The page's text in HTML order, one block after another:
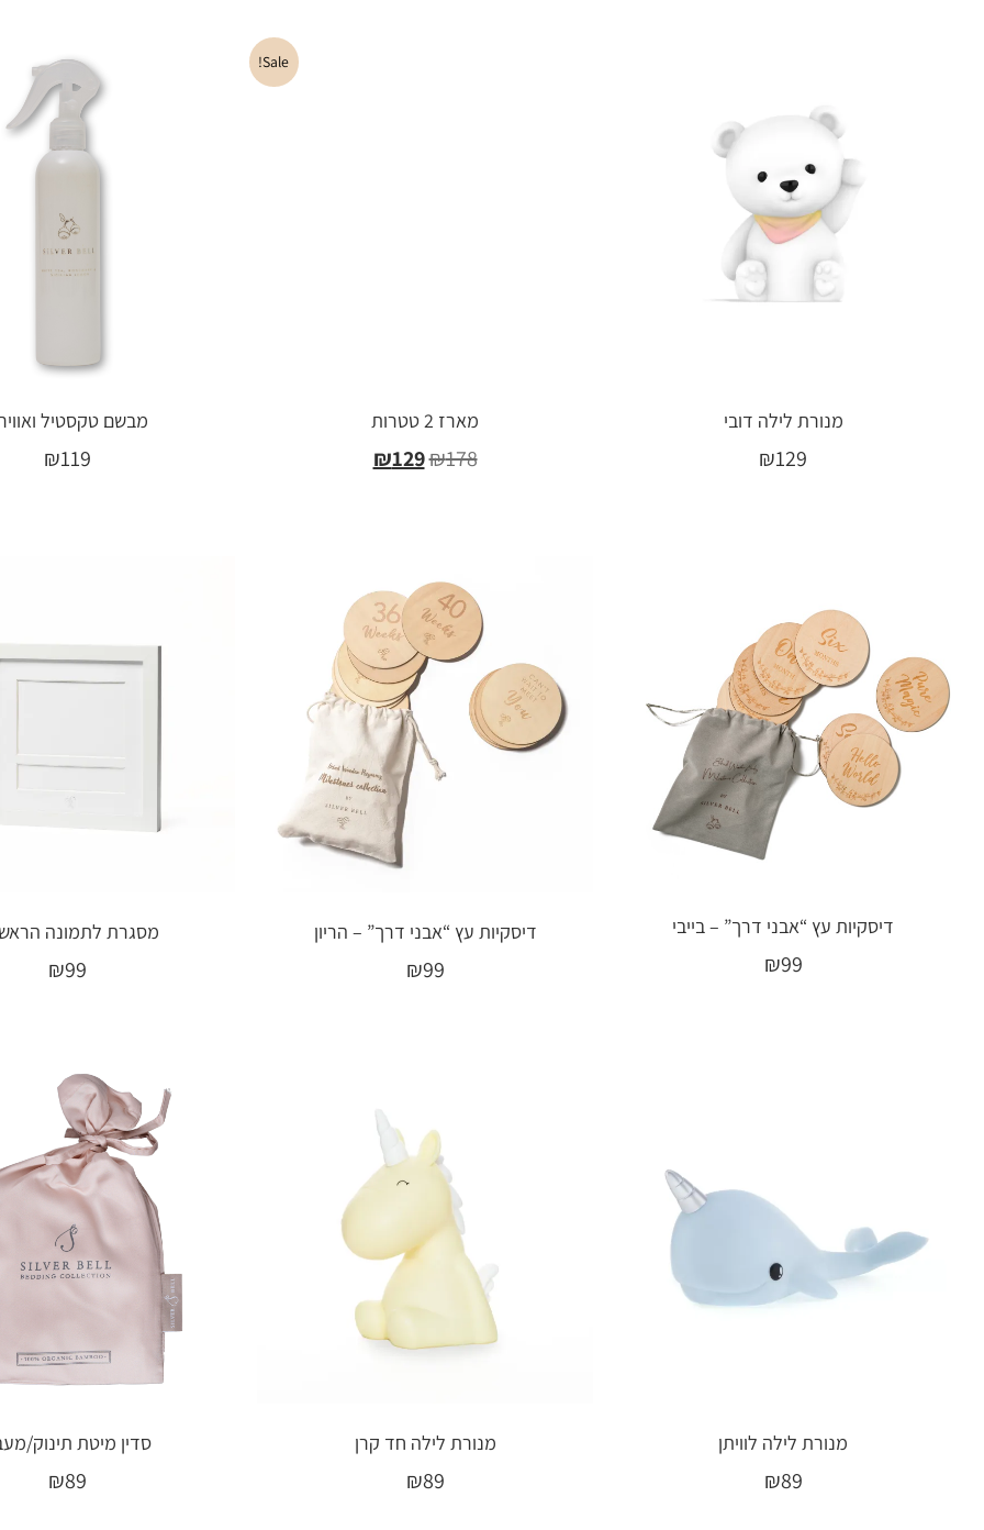
מנורת לילה דובי
₪129
Sale!
מארז 2 טטרות
₪178
₪129
מבשם טקסטיל
₪119
דיסקיות עץ “אבני דרך” – בייבי
₪99
דיסקיות עץ “אבני דרך” – הריון
₪99
מסגרת לתמונה
₪99
מנורת לילה לוויתן
₪89
מנורת לילה חד קרן
₪89
סדין מיטת תינוק/
₪89